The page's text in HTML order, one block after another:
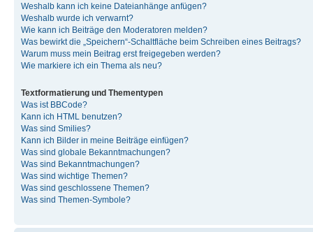
Weshalb kann ich keine Dateianhänge anfügen?
Weshalb wurde ich verwarnt?
Wie kann ich Beiträge den Moderatoren melden?
Was bewirkt die „Speichern“-Schaltfläche beim Schreiben eines Beitrags?
Warum muss mein Beitrag erst freigegeben werden?
Wie markiere ich ein Thema als neu?
Textformatierung und Thementypen
Was ist BBCode?
Kann ich HTML benutzen?
Was sind Smilies?
Kann ich Bilder in meine Beiträge einfügen?
Was sind globale Bekanntmachungen?
Was sind Bekanntmachungen?
Was sind wichtige Themen?
Was sind geschlossene Themen?
Was sind Themen-Symbole?